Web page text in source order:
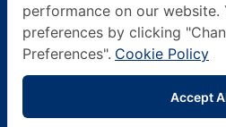
FOLLOW
© 2024 V Design Clinic All Rights
Privacy Policy |
performance on our website.
preferences by clicking
Preferences". Cookie Policy
Accept